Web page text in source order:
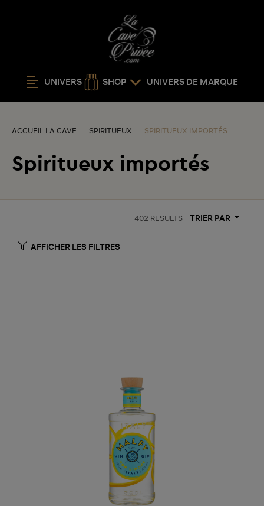
UNIVERS SHOP UNIVERS DE MARQUE
ACCUEIL LA CAVE SPIRITUEUX SPIRITUEUX IMPORTÉS
Spiritueux importés
402 RESULTS TRIER PAR